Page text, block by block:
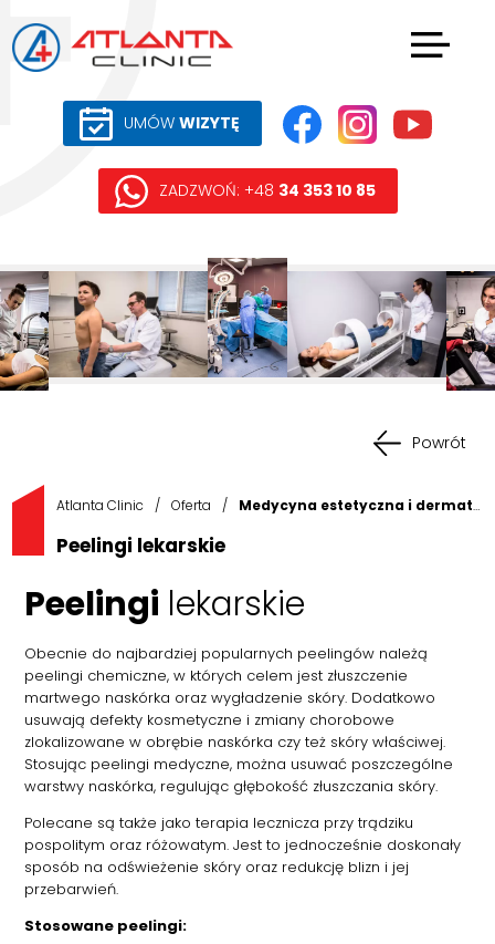
UMÓW WIZYTĘ
ZADZWOŃ: +48 34 353 10 85
Powrót
Atlanta Clinic / Oferta / Medycyna estetyczna i dermatologia
Peelingi lekarskie
Peelingi lekarskie
Obecnie do najbardziej popularnych peelingów należą
peelingi chemiczne, w których celem jest złuszczenie
martwego naskórka oraz wygładzenie skóry. Dodatkowo
usuwają defekty kosmetyczne i zmiany chorobowe
zlokalizowane w obrębie naskórka czy też skóry właściwej.
Stosując peelingi medyczne, można usuwać poszczególne
warstwy naskórka, regulując głębokość złuszczania skóry.
Polecane są także jako terapia lecznicza przy trądziku
pospolitym oraz różowatym. Jest to jednocześnie doskonały
sposób na odświeżenie skóry oraz redukcję blizn i jej
przebarwień.
Stosowane peelingi: